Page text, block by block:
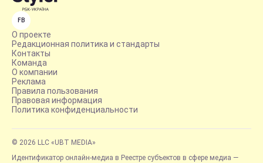
FB
О проекте
Редакционная политика и стандарты
Контакты
Команда
О компании
Реклама
Правила пользования
Правовая информация
Политика конфиденциальности
© 2026 LLC «UBT MEDIA»
Идентификатор онлайн-медиа в Реестре субъектов в сфере медиа —